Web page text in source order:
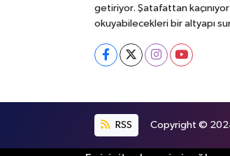
getiriyor. Şatafattan
okuyabilecekleri bir altyapı
RSS Copyright ©